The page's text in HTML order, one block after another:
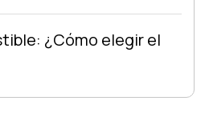
¿Cómo elegir el